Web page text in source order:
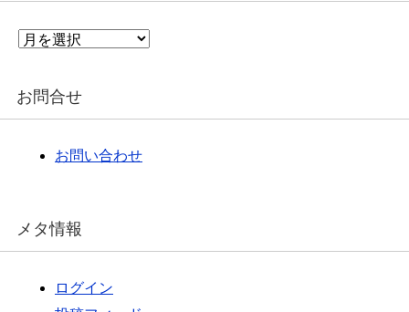
ア
イ
お問合せ
お問い合わせ
メタ情報
ログイン